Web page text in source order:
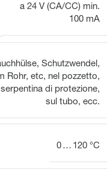
a 24 V (CA/CC) min.
100 mA
Schutzwendel,
Rohr, etc, nel pozzetto,
serpentina di protezione,
sul tubo, ecc.
0 … 120 °C